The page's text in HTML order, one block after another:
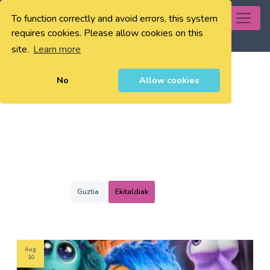
To function correctly and avoid errors, this system
requires cookies. Please allow cookies on this
site. Learn more
No Allow cookies
0
Guztia Ekitaldiak
Aug
10